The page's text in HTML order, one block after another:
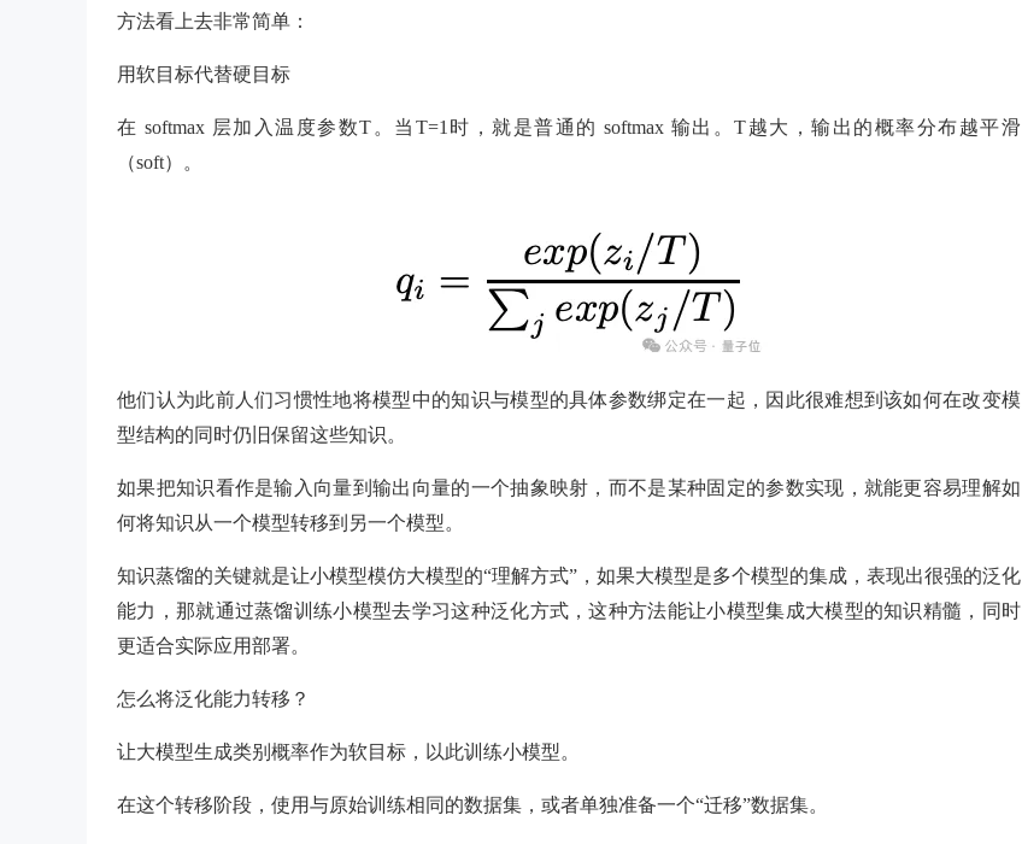
方法看上去非常简单：
用软目标代替硬目标
在 softmax 层加入温度参数T。当T=1时，就是普通的 softmax 输出。T越大，输出的概率分布越平滑
（soft）。
他们认为此前人们习惯性地将模型中的知识与模型的具体参数绑定在一起，因此很难想到该如何在改变模
型结构的同时仍旧保留这些知识。
如果把知识看作是输入向量到输出向量的一个抽象映射，而不是某种固定的参数实现，就能更容易理解如
何将知识从一个模型转移到另一个模型。
知识蒸馏的关键就是让小模型模仿大模型的“理解方式”，如果大模型是多个模型的集成，表现出很强的泛化
能力，那就通过蒸馏训练小模型去学习这种泛化方式，这种方法能让小模型集成大模型的知识精髓，同时
更适合实际应用部署。
怎么将泛化能力转移？
让大模型生成类别概率作为软目标，以此训练小模型。
在这个转移阶段，使用与原始训练相同的数据集，或者单独准备一个“迁移”数据集。